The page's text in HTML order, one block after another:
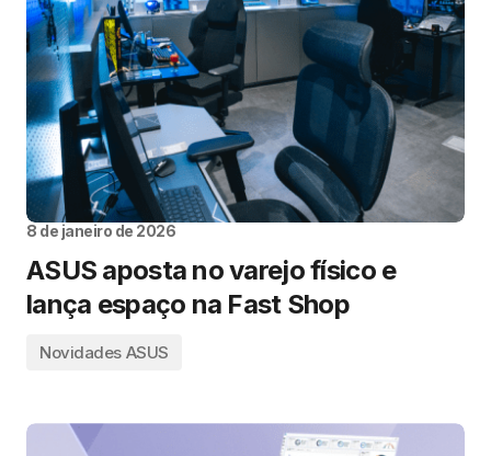
8 de janeiro de 2026
ASUS aposta no varejo físico e
lança espaço na Fast Shop
Novidades ASUS